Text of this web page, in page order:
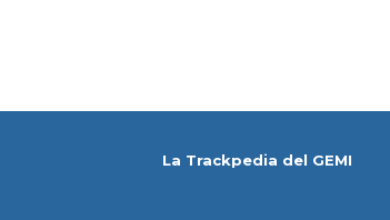
La Trackpedia del GEMI